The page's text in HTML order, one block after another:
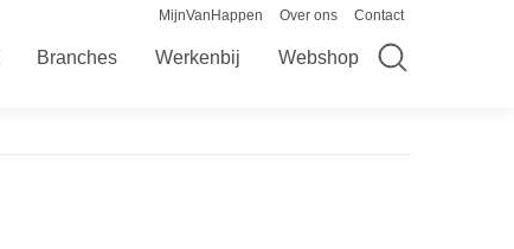
MijnVanHappen Over ons Contact
Branches Werkenbij Webshop